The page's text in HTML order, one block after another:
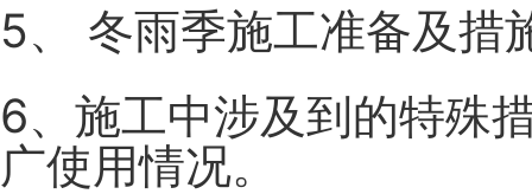
5、 冬雨季施工准备及措
6、施工中涉及到的特殊
广使用情况。